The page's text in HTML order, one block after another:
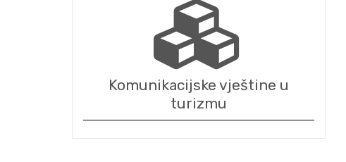
Komunikacijske vještine u
turizmu